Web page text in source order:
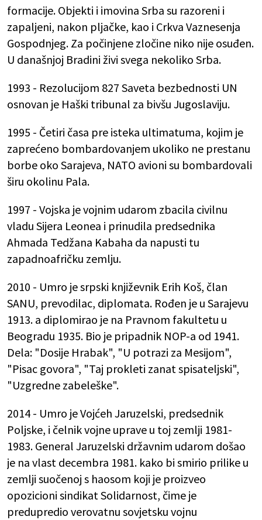
formacije. Objekti i imovina Srba su razoreni i
zapaljeni, nakon pljačke, kao i Crkva Vaznesenja
Gospodnjeg. Za počinjene zločine niko nije osuđen.
U današnjoj Bradini živi svega nekoliko Srba.
1993 - Rezolucijom 827 Saveta bezbednosti UN
osnovan je Haški tribunal za bivšu Jugoslaviju.
1995 - Četiri časa pre isteka ultimatuma, kojim je
zaprećeno bombardovanjem ukoliko ne prestanu
borbe oko Sarajeva, NATO avioni su bombardovali
širu okolinu Pala.
1997 - Vojska je vojnim udarom zbacila civilnu
vladu Sijera Leonea i prinudila predsednika
Ahmada Tedžana Kabaha da napusti tu
zapadnoafričku zemlju.
2010 - Umro je srpski književnik Erih Koš, član
SANU, prevodilac, diplomata. Rođen je u Sarajevu
1913. a diplomirao je na Pravnom fakultetu u
Beogradu 1935. Bio je pripadnik NOP-a od 1941.
Dela: "Dosije Hrabak", "U potrazi za Mesijom",
"Pisac govora", "Taj prokleti zanat spisateljski",
"Uzgredne zabeleške".
2014 - Umro je Vojćeh Jaruzelski, predsednik
Poljske, i čelnik vojne uprave u toj zemlji 1981-
1983. General Jaruzelski državnim udarom došao
je na vlast decembra 1981. kako bi smirio prilike u
zemlji suočenoj s haosom koji je proizveo
opozicioni sindikat Solidarnost, čime je
predupredio verovatnu sovjetsku vojnu